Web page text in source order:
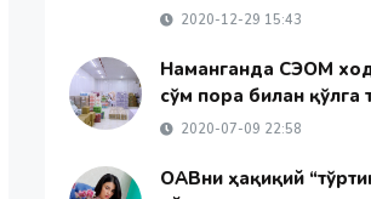
2020-12-29 15:43
Наманганда СЭОМ
сўм пора билан қўлга
2020-07-09 22:58
ОАВни ҳақиқий